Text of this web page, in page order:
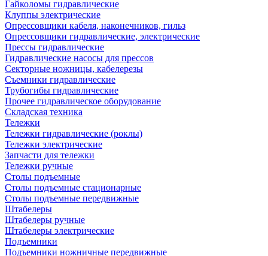
Гайколомы гидравлические
Клуппы электрические
Опрессовщики кабеля, наконечников, гильз
Опрессовщики гидравлические, электрические
Прессы гидравлические
Гидравлические насосы для прессов
Секторные ножницы, кабелерезы
Съемники гидравлические
Трубогибы гидравлические
Прочее гидравлическое оборудование
Складская техника
Тележки
Тележки гидравлические (роклы)
Тележки электрические
Запчасти для тележки
Тележки ручные
Столы подъемные
Столы подъемные стационарные
Столы подъемные передвижные
Штабелеры
Штабелеры ручные
Штабелеры электрические
Подъемники
Подъемники ножничные передвижные